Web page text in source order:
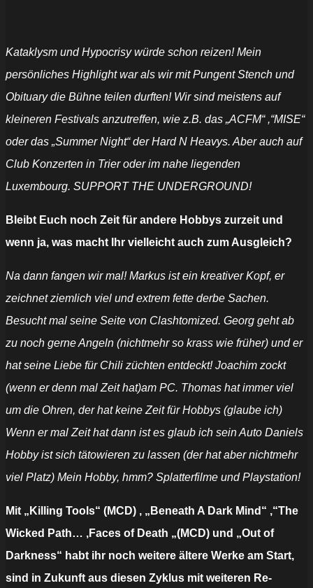
Kataklysm und Hypocrisy würde schon reizen! Mein
persönliches Highlight war als wir mit Pungent Stench und
Obituary die Bühne teilen durften! Wir sind meistens auf
kleineren Festivals anzutreffen, wie z.B. das „ACFM“ ,“MISE“
oder das „Summer Night“ der Hard N Heavys. Aber auch auf
Club Konzerten in Trier oder im nahe liegenden
Luxembourg. SUPPORT THE UNDERGROUND!
Bleibt Euch noch Zeit für andere Hobbys zurzeit und
wenn ja, was macht Ihr vielleicht auch zum Ausgleich?
Na dann fangen wir mal! Markus ist ein kreativer Kopf, er
zeichnet ziemlich viel und extrem fette derbe Sachen.
Besucht mal seine Seite von Clashtomized. Georg geht ab
zu noch gerne Angeln (nichtmehr so krass wie früher) und er
hat seine Liebe für Chili züchten entdeckt! Joachim zockt
(wenn er denn mal Zeit hat)am PC. Thomas hat immer viel
um die Ohren, der hat keine Zeit für Hobbys (glaube ich)
Wenn er mal Zeit hat dann ist es glaub ich sein Auto Daniels
Hobby ist sich tätowieren zu lassen (der hat aber nichtmehr
viel Platz) Mein Hobby, hmm? Splatterfilme und Playstation!
Mit „Killing Tools“ (MCD) , „Beneath A Dark Mind“ ,“The
Wicked Path… ,Faces of Death „(MCD) und „Out of
Darkness“ habt ihr noch weitere ältere Werke am Start,
sind in Zukunft aus diesen Zyklus mit weiteren Re-